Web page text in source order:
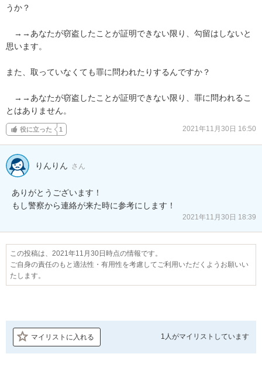
うか？
→→あなたが窃盗したことが証明できない限り、勾留はしないと
思います。
また、取っていなくても罪に問われたりするんですか？
→→あなたが窃盗したことが証明できない限り、罪に問われるこ
とはありません。
役に立った 1 2021年11月30日 16:50
りんりん さん
ありがとうございます！
もし警察から連絡が来た時に参考にします！
2021年11月30日 18:39
この投稿は、2021年11月30日時点の情報です。
ご自身の責任のもと適法性・有用性を考慮してご利用いただくようお願いい
たします。
マイリストに入れる 1人がマイリストしています